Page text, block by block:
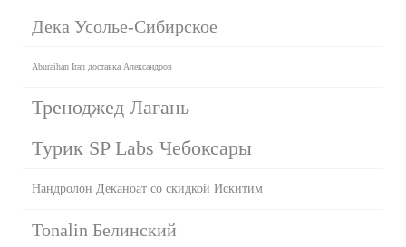
Дека Усолье-Сибирское
Aburaihan Iran доставка Александров
Треноджед Лагань
Турик SP Labs Чебоксары
Нандролон Деканоат со скидкой Искитим
Tonalin Белинский